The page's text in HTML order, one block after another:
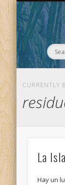
CURRENTLY
La
Hay un